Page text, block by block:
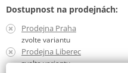
Dostupnost na prodejnách:
Prodejna Praha
zvolte variantu
Prodejna Liberec
zvolte variantu